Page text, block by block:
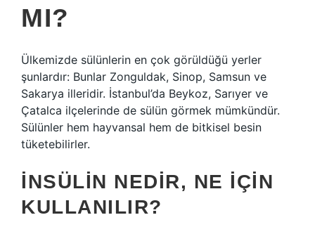
MI?
Ülkemizde sülünlerin en çok görüldüğü yerler
şunlardır: Bunlar Zonguldak, Sinop, Samsun ve
Sakarya illeridir. İstanbul’da Beykoz, Sarıyer ve
Çatalca ilçelerinde de sülün görmek mümkündür.
Sülünler hem hayvansal hem de bitkisel besin
tüketebilirler.
İNSÜLIN NEDIR, NE IÇIN
KULLANILIR?